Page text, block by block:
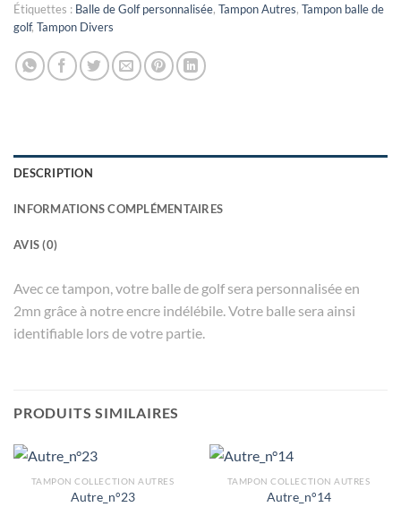
Étiquettes : Balle de Golf personnalisée, Tampon Autres, Tampon balle de
golf, Tampon Divers
DESCRIPTION
INFORMATIONS COMPLÉMENTAIRES
AVIS (0)
Avec ce tampon, votre balle de golf sera personnalisée en
2mn grâce à notre encre indélébile. Votre balle sera ainsi
identifiable lors de votre partie.
PRODUITS SIMILAIRES
TAMPON COLLECTION AUTRES
Autre_n°23
TAMPON COLLECTION AUTRES
Autre_n°14